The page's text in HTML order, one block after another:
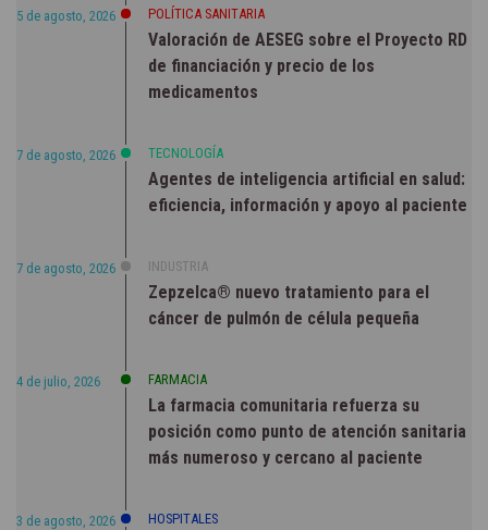
5 de agosto, 2026 POLÍTICA SANITARIA
Valoración de AESEG sobre el Proyecto RD
de financiación y precio de los
medicamentos
7 de agosto, 2026 TECNOLOGÍA
Agentes de inteligencia artificial en salud:
eficiencia, información y apoyo al paciente
7 de agosto, 2026 INDUSTRIA
Zepzelca® nuevo tratamiento para el
cáncer de pulmón de célula pequeña
4 de julio, 2026 FARMACIA
La farmacia comunitaria refuerza su
posición como punto de atención sanitaria
más numeroso y cercano al paciente
3 de agosto, 2026 HOSPITALES